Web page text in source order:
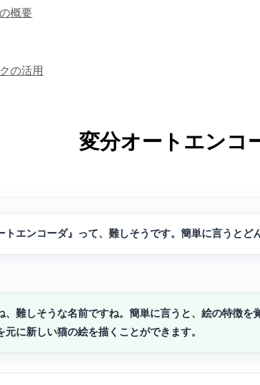
概要
の活用
変分オートエンコ
トエンコーダ』って、難しそうです。簡単に言うとど
、難しそうな名前ですね。簡単に言うと、絵の特徴
元に新しい猫の絵を描くことができます。